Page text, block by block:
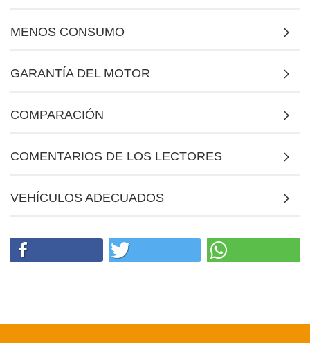
MENOS CONSUMO
GARANTÍA DEL MOTOR
COMPARACIÓN
COMENTARIOS DE LOS LECTORES
VEHÍCULOS ADECUADOS